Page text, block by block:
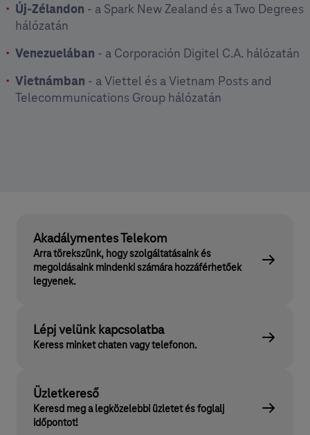
Új-Zélandon - a Spark New Zealand és a Two Degrees
hálózatán
Venezuelában - a Corporación Digitel C.A. hálózatán
Vietnámban - a Viettel és a Vietnam Posts and
Telecommunications Group hálózatán
Akadálymentes Telekom
Arra törekszünk, hogy szolgáltatásaink és
megoldásaink mindenki számára hozzáférhetőek
legyenek.
Lépj velünk kapcsolatba
Keress minket chaten vagy telefonon.
Üzletkereső
Keresd meg a legközelebbi üzletet és foglalj
időpontot!